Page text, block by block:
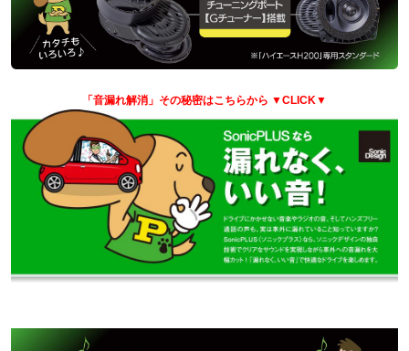
「音漏れ解消」その秘密はこちらから ▼CLICK▼